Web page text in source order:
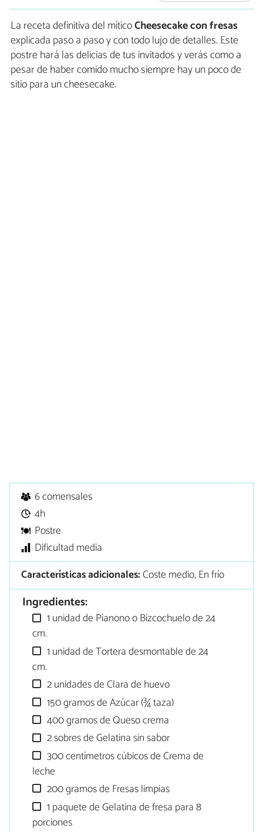
La receta definitiva del míticoCheesecake con fresas
explicada paso a paso y con todo lujo de detalles. Este
postre hará las delicias de tus invitados y verás como a
pesar de haber comido mucho siempre hay un poco de
sitio para un cheesecake.
6 comensales
4h
Postre
Dificultad media
Características adicionales:Coste medio, En frío
Ingredientes:
1 unidad de Pianono o Bizcochuelo de 24
cm.
1 unidad de Tortera desmontable de 24
cm.
2 unidades de Clara de huevo
150 gramos de Azúcar (¾ taza)
400 gramos de Queso crema
2 sobres de Gelatina sin sabor
300 centímetros cúbicos de Crema de
leche
200 gramos de Fresas limpias
1 paquete de Gelatina de fresa para 8
porciones